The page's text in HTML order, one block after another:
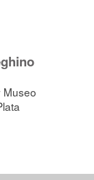
Museo